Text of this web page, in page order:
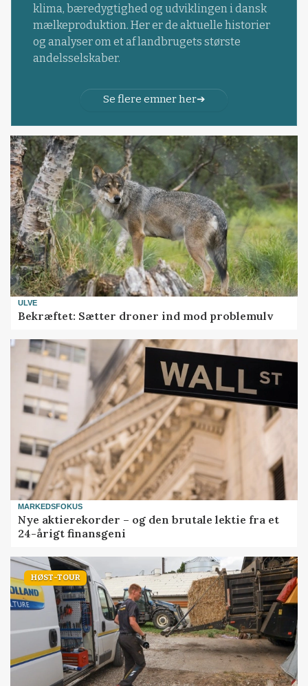
klima, bæredygtighed og udviklingen i dansk
mælkeproduktion. Her er de aktuelle historier
og analyser om et af landbrugets største
andelsselskaber.
Se flere emner her
ULVE
Bekræftet: Sætter droner ind mod problemulv
MARKEDSFOKUS
Nye aktierekorder – og den brutale lektie fra et
24-årigt finansgeni
HØST-TOUR